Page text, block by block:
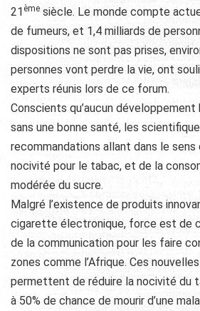
21 ème siècle. Le monde compte
de fumeurs, et 1,4 milliards de
dispositions ne sont pas prises,
personnes vont perdre la vie, ont
experts réunis lors de ce forum.
Conscients qu’aucun développement
sans une bonne santé, les
recommandations allant dans le
nocivité pour le tabac, et de la
modérée du sucre.
Malgré l’existence de produits
cigarette électronique, force est de
de la communication pour les faire
zones comme l’Afrique. Ces
permettent de réduire la nocivité du
à 50% de chance de mourir d’une